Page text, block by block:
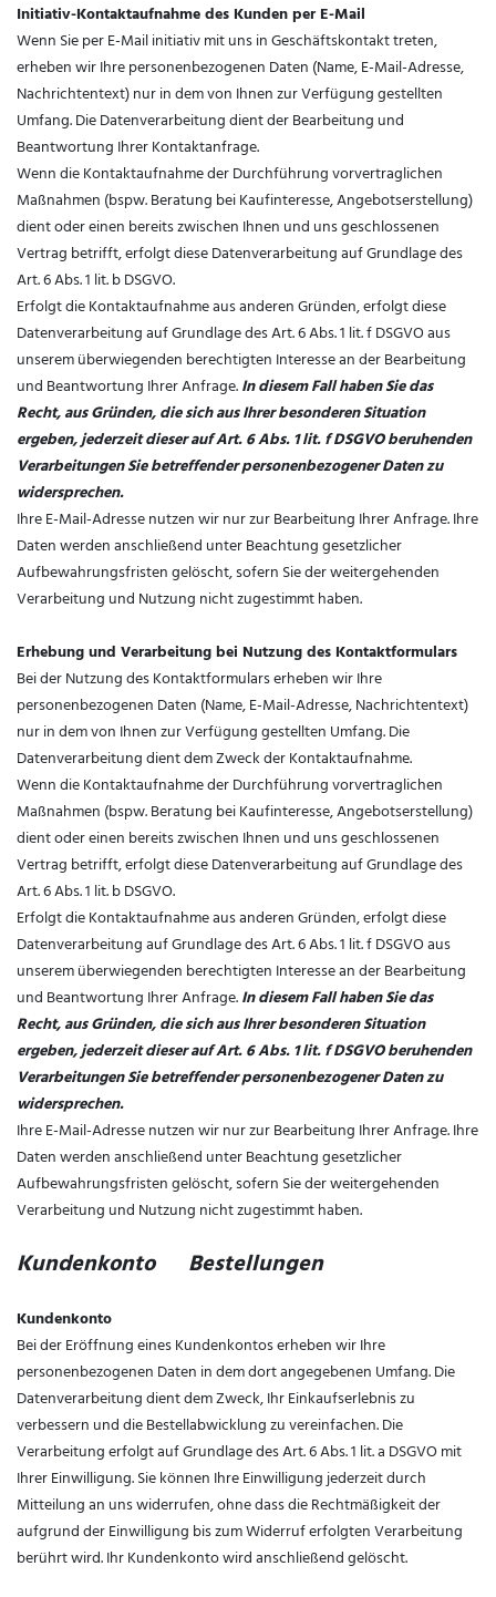
Initiativ-Kontaktaufnahme des Kunden per E-Mail
Wenn Sie per E-Mail initiativ mit uns in Geschäftskontakt treten,
erheben wir Ihre personenbezogenen Daten (Name, E-Mail-Adresse,
Nachrichtentext) nur in dem von Ihnen zur Verfügung gestellten
Umfang. Die Datenverarbeitung dient der Bearbeitung und
Beantwortung Ihrer Kontaktanfrage.
Wenn die Kontaktaufnahme der Durchführung vorvertraglichen
Maßnahmen (bspw. Beratung bei Kaufinteresse, Angebotserstellung)
dient oder einen bereits zwischen Ihnen und uns geschlossenen
Vertrag betrifft, erfolgt diese Datenverarbeitung auf Grundlage des
Art. 6 Abs. 1 lit. b DSGVO.
Erfolgt die Kontaktaufnahme aus anderen Gründen, erfolgt diese
Datenverarbeitung auf Grundlage des Art. 6 Abs. 1 lit. f DSGVO aus
unserem überwiegenden berechtigten Interesse an der Bearbeitung
und Beantwortung Ihrer Anfrage.In diesem Fall haben Sie das
Recht, aus Gründen, die sich aus Ihrer besonderen Situation
ergeben, jederzeit dieser auf Art. 6 Abs. 1 lit. f DSGVO beruhenden
Verarbeitungen Sie betreffender personenbezogener Daten zu
widersprechen.
Ihre E-Mail-Adresse nutzen wir nur zur Bearbeitung Ihrer Anfrage. Ihre
Daten werden anschließend unter Beachtung gesetzlicher
Aufbewahrungsfristen gelöscht, sofern Sie der weitergehenden
Verarbeitung und Nutzung nicht zugestimmt haben.
Erhebung und Verarbeitung bei Nutzung des Kontaktformulars
Bei der Nutzung des Kontaktformulars erheben wir Ihre
personenbezogenen Daten (Name, E-Mail-Adresse, Nachrichtentext)
nur in dem von Ihnen zur Verfügung gestellten Umfang. Die
Datenverarbeitung dient dem Zweck der Kontaktaufnahme.
Wenn die Kontaktaufnahme der Durchführung vorvertraglichen
Maßnahmen (bspw. Beratung bei Kaufinteresse, Angebotserstellung)
dient oder einen bereits zwischen Ihnen und uns geschlossenen
Vertrag betrifft, erfolgt diese Datenverarbeitung auf Grundlage des
Art. 6 Abs. 1 lit. b DSGVO.
Erfolgt die Kontaktaufnahme aus anderen Gründen, erfolgt diese
Datenverarbeitung auf Grundlage des Art. 6 Abs. 1 lit. f DSGVO aus
unserem überwiegenden berechtigten Interesse an der Bearbeitung
und Beantwortung Ihrer Anfrage.In diesem Fall haben Sie das
Recht, aus Gründen, die sich aus Ihrer besonderen Situation
ergeben, jederzeit dieser auf Art. 6 Abs. 1 lit. f DSGVO beruhenden
Verarbeitungen Sie betreffender personenbezogener Daten zu
widersprechen.
Ihre E-Mail-Adresse nutzen wir nur zur Bearbeitung Ihrer Anfrage. Ihre
Daten werden anschließend unter Beachtung gesetzlicher
Aufbewahrungsfristen gelöscht, sofern Sie der weitergehenden
Verarbeitung und Nutzung nicht zugestimmt haben.
Kundenkonto Bestellungen
Kundenkonto
Bei der Eröffnung eines Kundenkontos erheben wir Ihre
personenbezogenen Daten in dem dort angegebenen Umfang. Die
Datenverarbeitung dient dem Zweck, Ihr Einkaufserlebnis zu
verbessern und die Bestellabwicklung zu vereinfachen. Die
Verarbeitung erfolgt auf Grundlage des Art. 6 Abs. 1 lit. a DSGVO mit
Ihrer Einwilligung. Sie können Ihre Einwilligung jederzeit durch
Mitteilung an uns widerrufen, ohne dass die Rechtmäßigkeit der
aufgrund der Einwilligung bis zum Widerruf erfolgten Verarbeitung
berührt wird. Ihr Kundenkonto wird anschließend gelöscht.